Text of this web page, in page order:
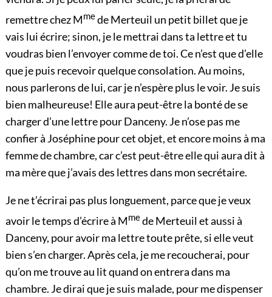
remettre chez Mmede Merteuil un petit billet que je
vais lui écrire; sinon, je le mettrai dans ta lettre et tu
voudras bien l’envoyer comme de toi. Ce n’est que d’elle
que je puis recevoir quelque consolation. Au moins,
nous parlerons de lui, car je n’espère plus le voir. Je suis
bien malheureuse! Elle aura peut-être la bonté de se
charger d’une lettre pour Danceny. Je n’ose pas me
confier à Joséphine pour cet objet, et encore moins à ma
femme de chambre, car c’est peut-être elle qui aura dit à
ma mère que j’avais des lettres dans mon secrétaire.
Je ne t’écrirai pas plus longuement, parce que je veux
avoir le temps d’écrire à Mmede Merteuil et aussi à
Danceny, pour avoir ma lettre toute prête, si elle veut
bien s’en charger. Après cela, je me recoucherai, pour
qu’on me trouve au lit quand on entrera dans ma
chambre. Je dirai que je suis malade, pour me dispenser